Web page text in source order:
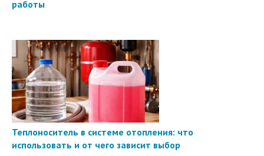
работы
Теплоноситель в системе отопления: что
использовать и от чего зависит выбор